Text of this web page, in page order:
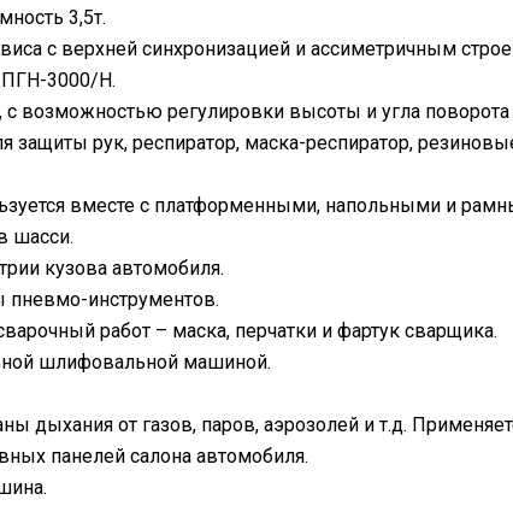
3,5т.
с верхней синхронизацией и ассиметричным
ПГН-3000/Н.
возможностью регулировки высоты и угла
рук, респиратор, маска-респиратор,
вместе с платформенными, напольными и
шасси.
кузова автомобиля.
пневмо-инструментов.
работ – маска, перчатки и фартук сварщика.
шлифовальной машиной.
дыхания от газов, паров, аэрозолей и т.д.
панелей салона автомобиля.